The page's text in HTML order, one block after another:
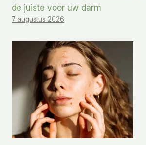
de juiste voor uw darm
7 augustus 2026